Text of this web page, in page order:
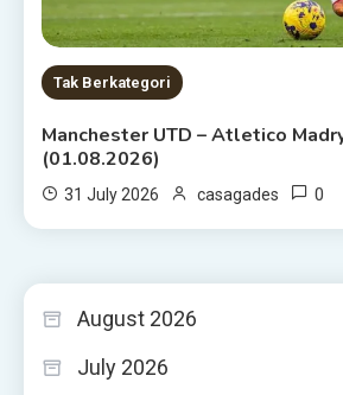
Tak Berkategori
Manchester UTD – Atletico
(01.08.2026)
31 July 2026 casagades 0
August 2026
July 2026